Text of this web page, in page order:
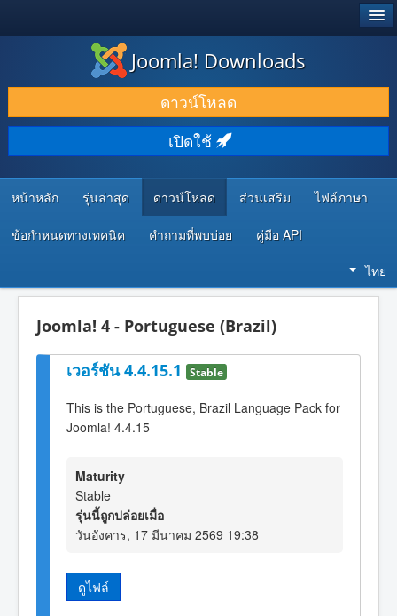
ดาวน์โหลด & ส่วนเสริม
ค้นคว้า & เรียนรู้
ชุมชน & สนับสนุน
ทรัพยากรสำหรับนักพัฒนา
Joomla! Downloads
ดาวน์โหลด
เปิดใช้
หน้าหลัก รุ่นล่าสุด ดาวน์โหลด ส่วนเสริม ไฟล์ภาษา
ข้อกำหนดทางเทคนิค คำถามที่พบบ่อย คู่มือ API
ไทย
Joomla! 4 - Portuguese (Brazil)
เวอร์ชัน 4.4.15.1 Stable
This is the Portuguese, Brazil Language Pack for
Joomla! 4.4.15
Maturity
Stable
รุ่นนี้ถูกปล่อยเมื่อ
วันอังคาร, 17 มีนาคม 2569 19:38
ดูไฟล์